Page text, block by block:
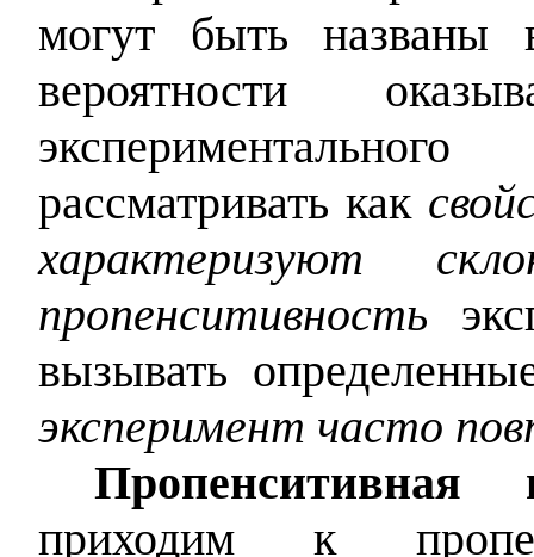
могут быть названы
вероятности
рассматривать как
характеризуют
пропенситивность
вызывать
эксперимент часто
Пропенситивная
приходим к